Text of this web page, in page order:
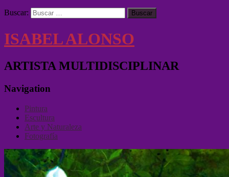
Buscar:
ISABEL ALONSO
ARTISTA MULTIDISCIPLINAR
Navigation
Pintura
Escultura
Arte y Naturaleza
Fotografía